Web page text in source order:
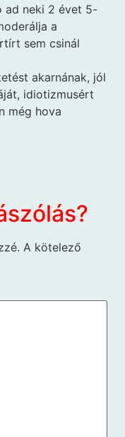
ad neki 2 évet 5-
a
sem csinál
akarnának, jól
idiotizmusért
még hova
A kötelező